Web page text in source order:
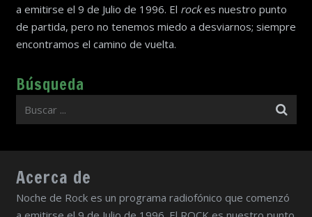
a emitirse el 9 de Julio de 1996. El rockes nuestro punto
de partida, pero no tenemos miedo a desviarnos; siempre
encontramos el camino de vuelta.
Búsqueda
Acerca de
Noche de Rock es un programa radiofónico que comenzó